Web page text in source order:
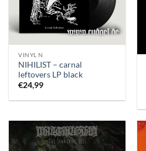
VINYL N
NIHILIST – carnal
leftovers LP black
€24,99